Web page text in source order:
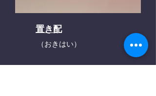
置き配
（おきはい）